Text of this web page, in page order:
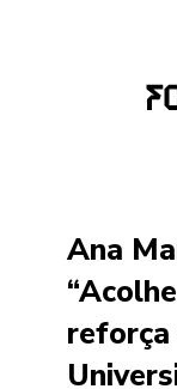
Ana
reforça